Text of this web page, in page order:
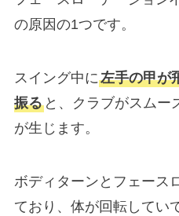
の原因の1つです。
スイング中に左手の甲が
振ると、クラブがスムー
が生じます。
ボディターンとフェース
ており、体が回転してい